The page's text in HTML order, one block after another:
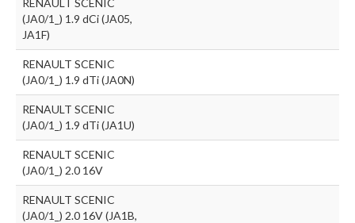
(JA0/1_) 1.9 dCi (JA05,
JA1F)
RENAULT SCENIC
(JA0/1_) 1.9 dTi (JA0N)
RENAULT SCENIC
(JA0/1_) 1.9 dTi (JA1U)
RENAULT SCENIC
(JA0/1_) 2.0 16V
RENAULT SCENIC
(JA0/1_) 2.0 16V (JA1B,